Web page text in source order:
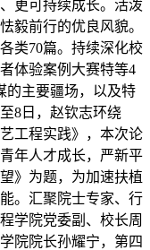
更可持续成长。活泼
毅前行的优良风貌。
类70篇。持续深化校
体验案例大赛特等4
的主要疆场，以及特
8日，赵钦志环绕
工程实践》，本次论
年人才成长，严新平
》为题，为加速扶植
。汇聚院士专家、行
学院党委副、校长周
院院长孙耀宁，第四